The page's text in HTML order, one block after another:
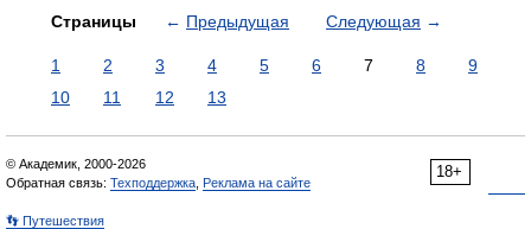
Страницы ← Предыдущая Следующая →
1 2 3 4 5 6 7 8
9
10
11 12 13
18+
© Академик, 2000-2026
Обратная связь: Техподдержка Реклама на сайте
👣 Путешествия